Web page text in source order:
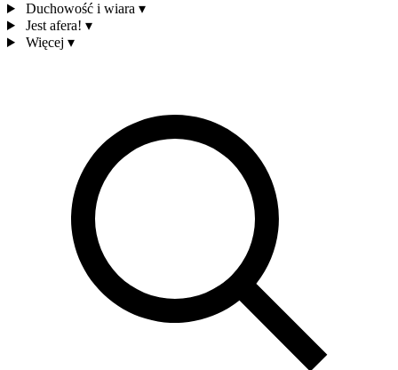
Duchowość i wiara ▾
Jest afera! ▾
Więcej ▾